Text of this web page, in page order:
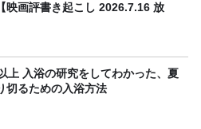
映画評書き起こし 2026.7.16 放
上 入浴の研究をしてわかった、夏
切るための入浴方法